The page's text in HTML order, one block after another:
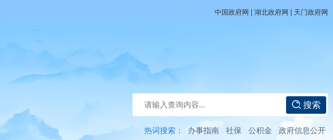
中国政府网 | 湖北政府网 | 天门政府网
搜索
热词搜索： 办事指南 社保 公积金 政府信息公开